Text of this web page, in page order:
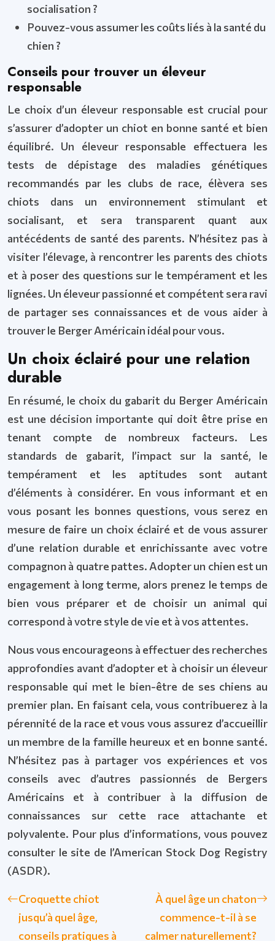
socialisation ?
Pouvez-vous assumer les coûts liés à la santé du
chien ?
Conseils pour trouver un éleveur
responsable
Le choix d’un éleveur responsable est crucial pour
s’assurer d’adopter un chiot en bonne santé et bien
équilibré. Un éleveur responsable effectuera les
tests de dépistage des maladies génétiques
recommandés par les clubs de race, élèvera ses
chiots dans un environnement stimulant et
socialisant, et sera transparent quant aux
antécédents de santé des parents. N’hésitez pas à
visiter l’élevage, à rencontrer les parents des chiots
et à poser des questions sur le tempérament et les
lignées. Un éleveur passionné et compétent sera ravi
de partager ses connaissances et de vous aider à
trouver le Berger Américain idéal pour vous.
Un choix éclairé pour une relation
durable
En résumé, le choix du gabarit du Berger Américain
est une décision importante qui doit être prise en
tenant compte de nombreux facteurs. Les
standards de gabarit, l’impact sur la santé, le
tempérament et les aptitudes sont autant
d’éléments à considérer. En vous informant et en
vous posant les bonnes questions, vous serez en
mesure de faire un choix éclairé et de vous assurer
d’une relation durable et enrichissante avec votre
compagnon à quatre pattes. Adopter un chien est un
engagement à long terme, alors prenez le temps de
bien vous préparer et de choisir un animal qui
correspond à votre style de vie et à vos attentes.
Nous vous encourageons à effectuer des recherches
approfondies avant d’adopter et à choisir un éleveur
responsable qui met le bien-être de ses chiens au
premier plan. En faisant cela, vous contribuerez à la
pérennité de la race et vous vous assurez d’accueillir
un membre de la famille heureux et en bonne santé.
N’hésitez pas à partager vos expériences et vos
conseils avec d’autres passionnés de Bergers
Américains et à contribuer à la diffusion de
connaissances sur cette race attachante et
polyvalente. Pour plus d’informations, vous pouvez
consulter le site de l’American Stock Dog Registry
(ASDR).
Croquette chiot
jusqu’à quel âge,
conseils pratiques à
À quel âge un chaton
commence-t-il à se
calmer naturellement?